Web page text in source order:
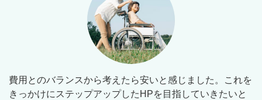
費用とのバランスから考えたら安いと感じました。これを
きっかけにステップアップしたHPを目指していきたいと